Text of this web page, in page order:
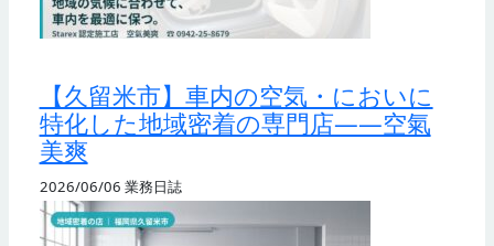
【久留米市】車内の空気・においに
特化した地域密着の専門店——空氣
美爽
2026/06/06 業務日誌